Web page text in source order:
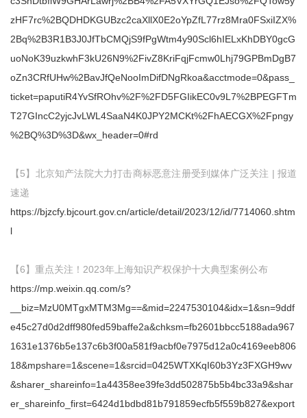
zHF7rc%2BQDHDKGUBzc2caXllX0E2oYpZfL77rz8Mra0FSxiIZX%
2Bq%2B3R1B3J0JfTbCMQjS9fPgWtm4y90Scl6hIELxKhDBY0gcG
uoNoK39uzkwhF3kU26N9%2FivZ8KriFqjFcmw0Lhj79GPBmDgB7
oZn3CRfUHw%2BavJfQeNooImDifDNgRkoa&acctmode=0&pass_
ticket=paputiR4YvSfROhv%2F%2FD5FGIikEC0v9L7%2BPEGFTm
T27GIncC2yjcJvLWL4SaaN4K0JPY2MCKt%2FhAECGX%2Fpngy
%2BQ%3D%3D&wx_header=0#rd
【5】北京知产法院大力打击商标恶意注册受到媒体广泛关注 | 报道
速递
https://bjzcfy.bjcourt.gov.cn/article/detail/2023/12/id/7714060.shtm
l
【6】重点关注！2023年上海知识产权保护十大典型案例公布
https://mp.weixin.qq.com/s?
__biz=MzU0MTgxMTM3Mg==&mid=2247530104&idx=1&sn=9ddf
e45c27d0d2dff980fed59baffe2a&chksm=fb2601bbcc5188ada967
1631e1376b5e137c6b3f00a581f9acbf0e7975d12a0c4169eeb806
18&mpshare=1&scene=1&srcid=0425WTXKqI60b3Yz3FXGH9wv
&sharer_shareinfo=1a44358ee39fe3dd502875b5b4bc33a9&shar
er_shareinfo_first=6424d1bdbd81b791859ecfb5f559b827&export